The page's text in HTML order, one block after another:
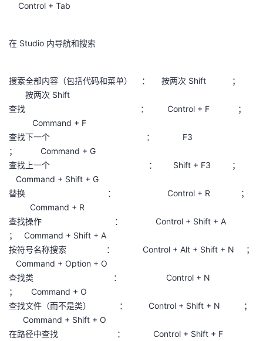
的
程
我
认
的
我
藏
的
技
支
我
的
声
Control + Tab
在 Studio 内导航和搜索
搜索全部内容（包括代码和菜单） ： 按两次 Shift ；
按两次 Shift
查找 ： Control + F ；
Command + F
查找下一个 ： F3
； Command + G
查找上一个 ： Shift + F3 ；
Command + Shift + G
替换 ： Control + R ；
Command + R
查找操作 ： Control + Shift + A
； Command + Shift + A
按符号名称搜索 ： Control + Alt + Shift + N ；
Command + Option + O
查找类 ： Control + N
； Command + O
查找文件（而不是类） ： Control + Shift + N ；
Command + Shift + O
在路径中查找 ： Control + Shift + F